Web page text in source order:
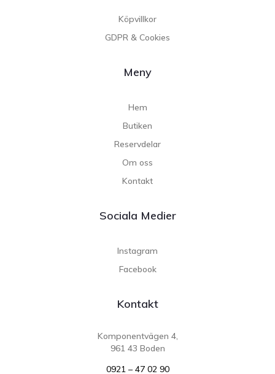
Köpvillkor
GDPR & Cookies
Meny
Hem
Butiken
Reservdelar
Om oss
Kontakt
Sociala Medier
Instagram
Facebook
Kontakt
Komponentvägen 4,
961 43 Boden
0921 – 47 02 90